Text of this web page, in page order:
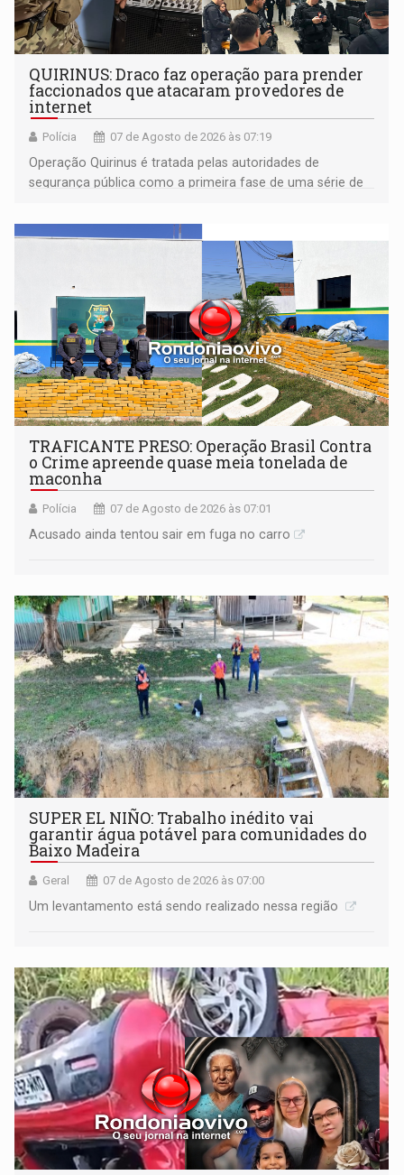
QUIRINUS: Draco faz operação para prender
faccionados que atacaram provedores de
internet
Polícia 07 de Agosto de 2026 às 07:19
Operação Quirinus é tratada pelas autoridades de
segurança pública como a primeira fase de uma série de
TRAFICANTE PRESO: Operação Brasil Contra
o Crime apreende quase meia tonelada de
maconha
Polícia 07 de Agosto de 2026 às 07:01
Acusado ainda tentou sair em fuga no carro
SUPER EL NIÑO: Trabalho inédito vai
garantir água potável para comunidades do
Baixo Madeira
Geral 07 de Agosto de 2026 às 07:00
Um levantamento está sendo realizado nessa região